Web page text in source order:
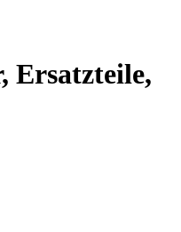
Ersatzteile,